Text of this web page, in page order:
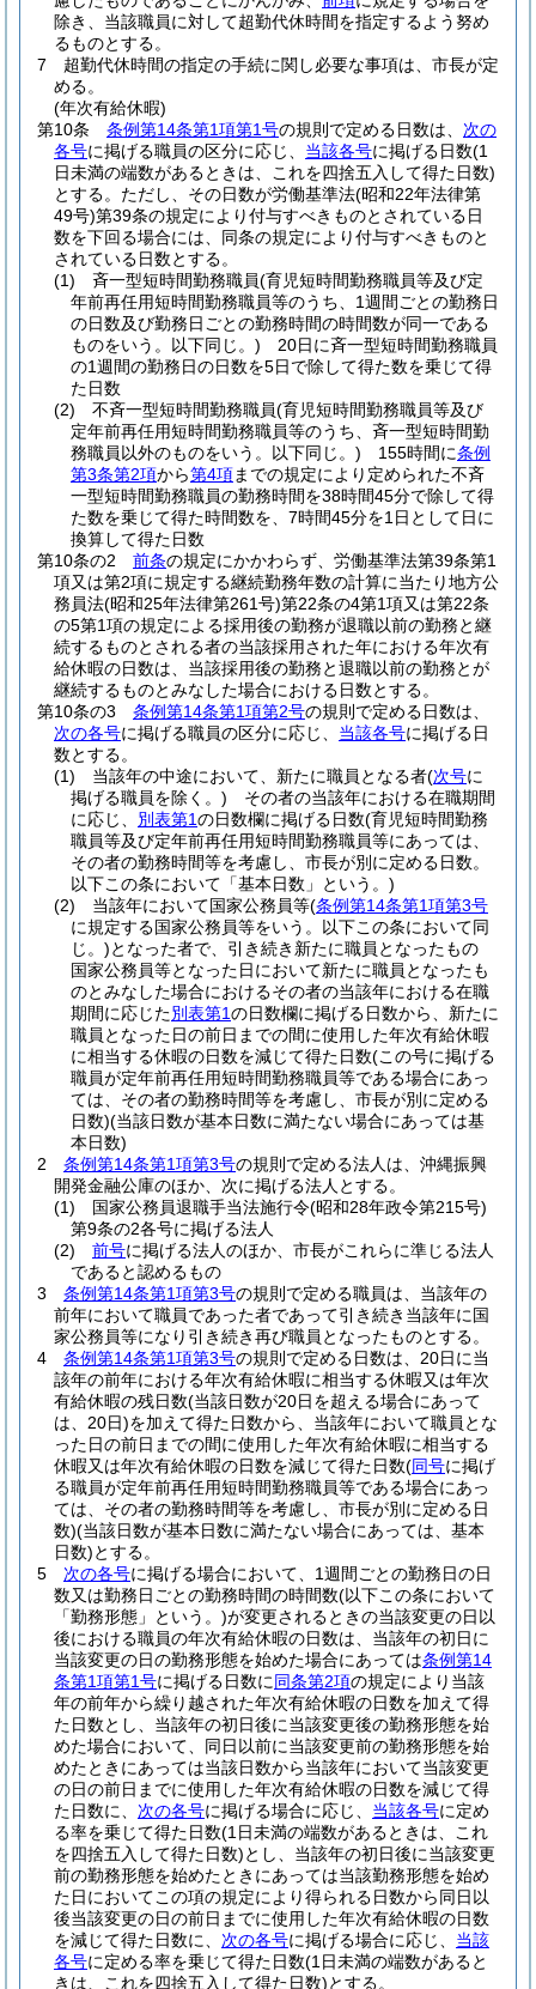
除き、当該職員に対して超勤代休時間を指定するよう努め
るものとする。
7
超勤代休時間の指定の手続に関し必要な事項は、市長が定
める。
(年次有給休暇)
第10条
条例第14条第1項第1号の規則で定める日数は、 次の
各号に掲げる職員の区分に応じ、 当該各号に掲げる日数(1
日未満の端数があるときは、これを四捨五入して得た日数)
とする。 ただし、その日数が労働基準法(昭和22年法律第
49号)第39条の規定により付与すべきものとされている日
数を下回る場合には、同条の規定により付与すべきものと
されている日数とする。
(1)
斉一型短時間勤務職員(育児短時間勤務職員等及び定
年前再任用短時間勤務職員等のうち、1週間ごとの勤務日
の日数及び勤務日ごとの勤務時間の時間数が同一である
ものをいう。以下同じ。) 20日に斉一型短時間勤務職員
の1週間の勤務日の日数を5日で除して得た数を乗じて得
た日数
(2)
不斉一型短時間勤務職員(育児短時間勤務職員等及び
定年前再任用短時間勤務職員等のうち、斉一型短時間勤
務職員以外のものをいう。以下同じ。) 155時間に条例
第3条第2項から第4項までの規定により定められた不斉
一型短時間勤務職員の勤務時間を38時間45分で除して得
た数を乗じて得た時間数を、7時間45分を1日として日に
換算して得た日数
第10条の2
前条の規定にかかわらず、労働基準法第39条第1
項又は第2項に規定する継続勤務年数の計算に当たり地方公
務員法(昭和25年法律第261号)第22条の4第1項又は第22条
の5第1項の規定による採用後の勤務が退職以前の勤務と継
続するものとされる者の当該採用された年における年次有
給休暇の日数は、当該採用後の勤務と退職以前の勤務とが
継続するものとみなした場合における日数とする。
第10条の3
条例第14条第1項第2号の規則で定める日数は、
次の各号に掲げる職員の区分に応じ、 当該各号に掲げる日
数とする。
(1)
当該年の中途において、新たに職員となる者(次号に
掲げる職員を除く。) その者の当該年における在職期間
に応じ、 別表第1の日数欄に掲げる日数(育児短時間勤務
職員等及び定年前再任用短時間勤務職員等にあっては、
その者の勤務時間等を考慮し、市長が別に定める日数。
以下この条において「基本日数」という。)
(2)
当該年において国家公務員等(条例第14条第1項第3号
に規定する国家公務員等をいう。以下この条において同
じ。)となった者で、引き続き新たに職員となったもの
国家公務員等となった日において新たに職員となったも
のとみなした場合におけるその者の当該年における在職
期間に応じた別表第1の日数欄に掲げる日数から、新たに
職員となった日の前日までの間に使用した年次有給休暇
に相当する休暇の日数を減じて得た日数(この号に掲げる
職員が定年前再任用短時間勤務職員等である場合にあっ
ては、その者の勤務時間等を考慮し、市長が別に定める
日数)(当該日数が基本日数に満たない場合にあっては基
本日数)
2
条例第14条第1項第3号の規則で定める法人は、沖縄振興
開発金融公庫のほか、次に掲げる法人とする。
(1)
国家公務員退職手当法施行令(昭和28年政令第215号)
第9条の2各号に掲げる法人
(2)
前号に掲げる法人のほか、市長がこれらに準じる法人
であると認めるもの
3
条例第14条第1項第3号の規則で定める職員は、当該年の
前年において職員であった者であって引き続き当該年に国
家公務員等になり引き続き再び職員となったものとする。
4
条例第14条第1項第3号の規則で定める日数は、20日に当
該年の前年における年次有給休暇に相当する休暇又は年次
有給休暇の残日数(当該日数が20日を超える場合にあって
は、20日)を加えて得た日数から、当該年において職員とな
った日の前日までの間に使用した年次有給休暇に相当する
休暇又は年次有給休暇の日数を減じて得た日数(同号に掲げ
る職員が定年前再任用短時間勤務職員等である場合にあっ
ては、その者の勤務時間等を考慮し、市長が別に定める日
数)(当該日数が基本日数に満たない場合にあっては、基本
日数)とする。
5
次の各号に掲げる場合において、1週間ごとの勤務日の日
数又は勤務日ごとの勤務時間の時間数(以下この条において
「勤務形態」という。)が変更されるときの当該変更の日以
後における職員の年次有給休暇の日数は、当該年の初日に
当該変更の日の勤務形態を始めた場合にあっては条例第14
条第1項第1号に掲げる日数に同条第2項の規定により当該
年の前年から繰り越された年次有給休暇の日数を加えて得
た日数とし、当該年の初日後に当該変更後の勤務形態を始
めた場合において、同日以前に当該変更前の勤務形態を始
めたときにあっては当該日数から当該年において当該変更
の日の前日までに使用した年次有給休暇の日数を減じて得
た日数に、 次の各号に掲げる場合に応じ、 当該各号に定め
る率を乗じて得た日数(1日未満の端数があるときは、これ
を四捨五入して得た日数)とし、当該年の初日後に当該変更
前の勤務形態を始めたときにあっては当該勤務形態を始め
た日においてこの項の規定により得られる日数から同日以
後当該変更の日の前日までに使用した年次有給休暇の日数
を減じて得た日数に、 次の各号に掲げる場合に応じ、 当該
各号に定める率を乗じて得た日数(1日未満の端数があると
きは、これを四捨五入して得た日数)とする。